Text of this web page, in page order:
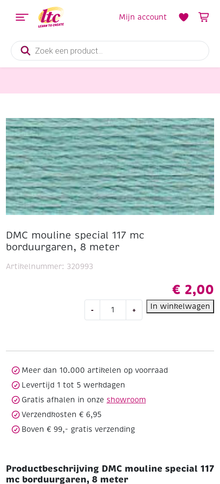
Producten
zoeken
Mijn account
DMC mouline special 117 mc
borduurgaren, 8 meter
€ 2,00
-
8
meter
+ In winkelwagen
Artikelnummer: 320993
Meer dan 10.000 artikelen op voorraad
Levertijd 1 tot 5 werkdagen
Gratis afhalen in onze showroom
Verzendkosten € 6,95
Boven € 99,- gratis verzending
Productbeschrijving DMC mouline special 117
mc borduurgaren, 8 meter